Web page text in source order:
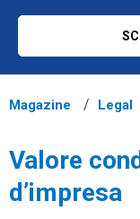
Magazine Legal
Valore
d’impresa